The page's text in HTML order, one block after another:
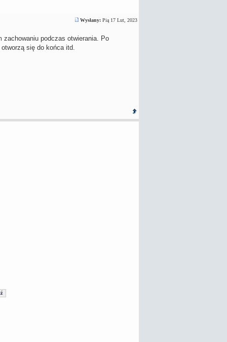
Wysłany:Pią 17 Lut, 2023
podczas otwierania. Po
się do końca itd.